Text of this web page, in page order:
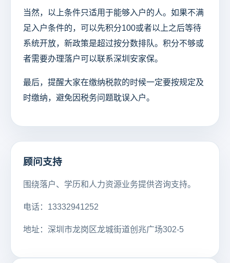
当然，以上条件只适用于能够入户的人。如果不满
足入户条件的，可以先积分100或者以上之后等待
系统开放，新政策是超过按分数排队。积分不够或
者需要办理落户可以联系深圳安家保。
最后，提醒大家在缴纳税款的时候一定要按规定及
时缴纳，避免因税务问题耽误入户。
顾问支持
围绕落户、学历和人力资源业务提供咨询支持。
电话：13332941252
地址：深圳市龙岗区龙城街道创兆广场302-5